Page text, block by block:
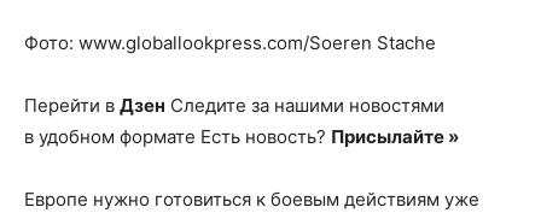
Фото: www.globallookpress.com/Soeren Stache
Перейти в Дзен Следите за нашими новостями
в удобном формате Есть новость? Присылайте »
Европе нужно готовиться к боевым действиям уже